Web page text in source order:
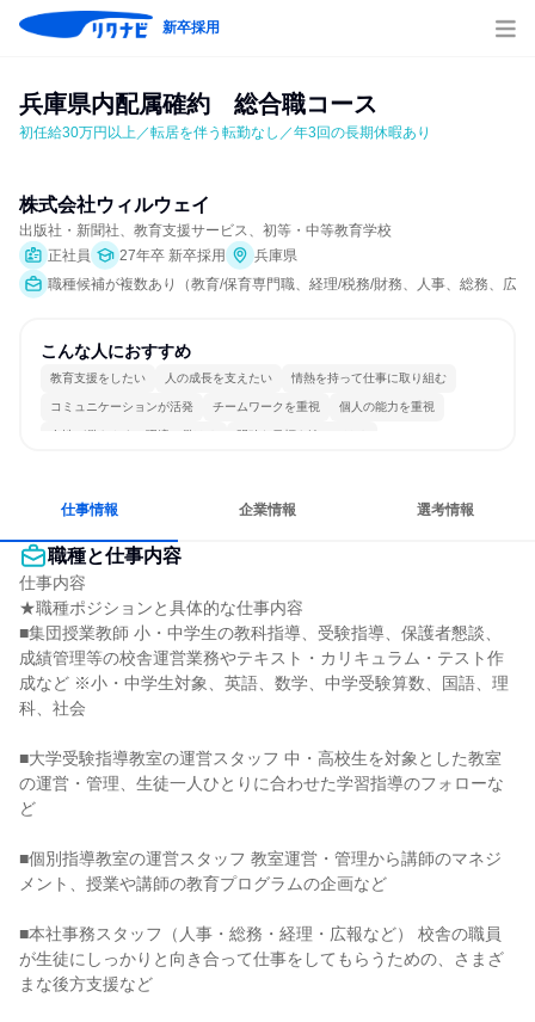
新卒採用
兵庫県内配属確約　総合職コース
初任給30万円以上／転居を伴う転勤なし／年3回の長期休暇あり
株式会社ウィルウェイ
出版社・新聞社、教育支援サービス、初等・中等教育学校
正社員
27年卒 新卒採用
兵庫県
職種候補が複数あり（教育/保育専門職、経理/税務/財務、人事、総務、広報
こんな人におすすめ
教育支援をしたい 人の成長を支えたい 情熱を持って仕事に取り組む
コミュニケーションが活発 チームワークを重視 個人の能力を重視
女性が働きやすい環境で働ける 明確な目標を追いかける
仕事情報 企業情報 選考情報
職種と仕事内容
仕事内容
★職種ポジションと具体的な仕事内容
■集団授業教師 小・中学生の教科指導、受験指導、保護者懇談、
成績管理等の校舎運営業務やテキスト・カリキュラム・テスト作
成など ※小・中学生対象、英語、数学、中学受験算数、国語、理
科、社会
■大学受験指導教室の運営スタッフ 中・高校生を対象とした教室
の運営・管理、生徒一人ひとりに合わせた学習指導のフォローな
ど
■個別指導教室の運営スタッフ 教室運営・管理から講師のマネジ
メント、授業や講師の教育プログラムの企画など
■本社事務スタッフ（人事・総務・経理・広報など） 校舎の職員
が生徒にしっかりと向き合って仕事をしてもらうための、さまざ
まな後方支援など